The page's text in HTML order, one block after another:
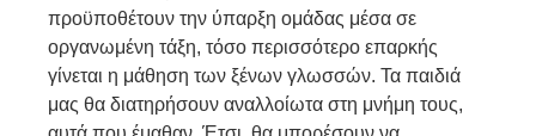
προϋποθέτουν την ύπαρξη ομάδας μέσα σε
οργανωμένη τάξη, τόσο περισσότερο επαρκής
γίνεται η μάθηση των ξένων γλωσσών. Τα παιδιά
μας θα διατηρήσουν αναλλοίωτα στη μνήμη τους,